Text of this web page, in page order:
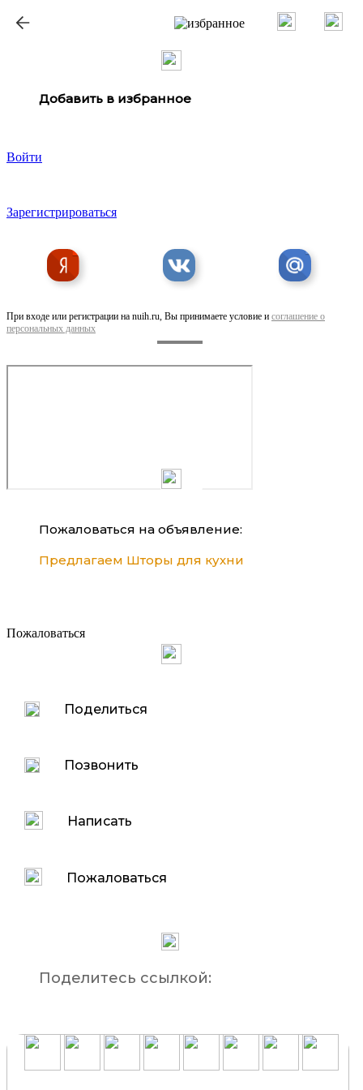
Добавить в избранное
Войти
Зарегистрироваться
При входе или регистрации на nuih.ru, Вы принимаете условие и соглашение о
персональных данных
Пожаловаться на объявление:
Предлагаем Шторы для кухни
Пожаловаться
Поделиться
Позвонить
Написать
Пожаловаться
Поделитесь ссылкой: